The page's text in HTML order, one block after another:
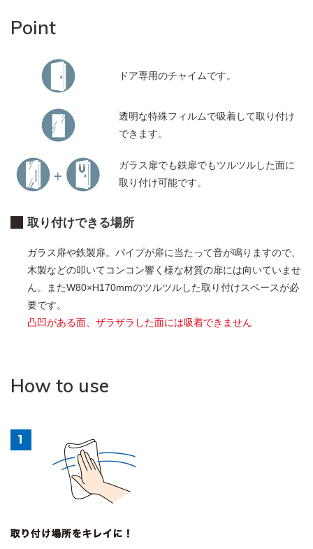
Point
ドア専用のチャイムです。
透明な特殊フィルムで吸着して取り付け
できます。
ガラス扉でも鉄扉でもツルツルした面に
取り付け可能です。
取り付けできる場所
ガラス扉や鉄製扉。パイプが扉に当たって音が鳴りますので、
木製などの叩いてコンコン響く様な材質の扉には向いていませ
ん。またW80×H170mmのツルツルした取り付けスペースが必
要です。
凸凹がある面、ザラザラした面には吸着できません
How to use